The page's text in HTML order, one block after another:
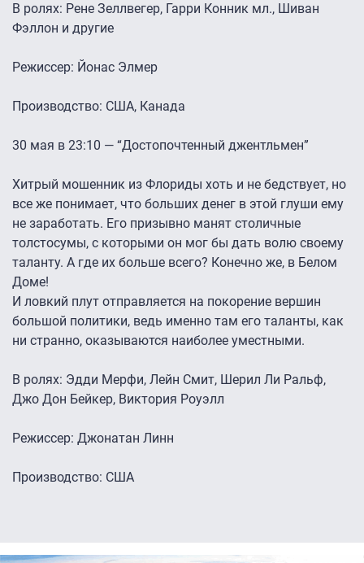
В ролях: Рене Зеллвегер, Гарри Конник мл., Шиван
Фэллон и другие
Режиссер: Йонас Элмер
Производство: США, Канада
30 мая в 23:10 — “Достопочтенный джентльмен”
Хитрый мошенник из Флориды хоть и не бедствует, но
все же понимает, что больших денег в этой глуши ему
не заработать. Его призывно манят столичные
толстосумы, с которыми он мог бы дать волю своему
таланту. А где их больше всего? Конечно же, в Белом
Доме!
И ловкий плут отправляется на покорение вершин
большой политики, ведь именно там его таланты, как
ни странно, оказываются наиболее уместными.
В ролях: Эдди Мерфи, Лейн Смит, Шерил Ли Ральф,
Джо Дон Бейкер, Виктория Роуэлл
Режиссер: Джонатан Линн
Производство: США